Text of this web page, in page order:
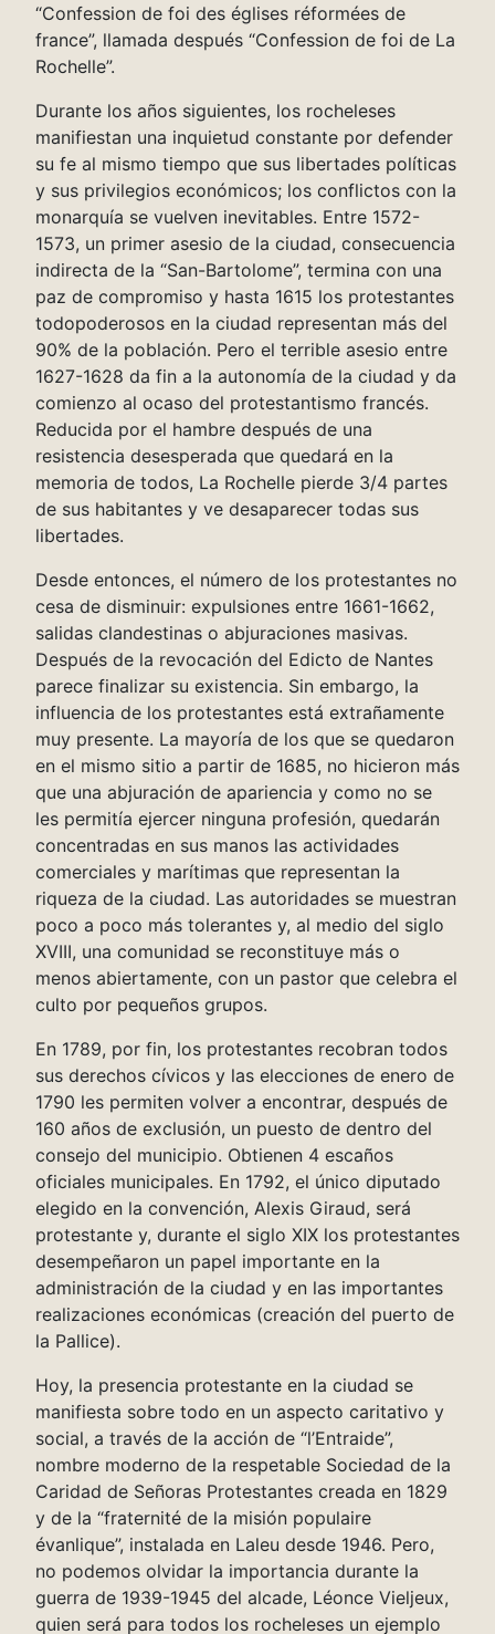
“Confession de foi des églises réformées de
france”, llamada después “Confession de foi de La
Rochelle”.
Durante los años siguientes, los rocheleses
manifiestan una inquietud constante por defender
su fe al mismo tiempo que sus libertades políticas
y sus privilegios económicos; los conflictos con la
monarquía se vuelven inevitables. Entre 1572-
1573, un primer asesio de la ciudad, consecuencia
indirecta de la “San-Bartolome”, termina con una
paz de compromiso y hasta 1615 los protestantes
todopoderosos en la ciudad representan más del
90% de la población. Pero el terrible asesio entre
1627-1628 da fin a la autonomía de la ciudad y da
comienzo al ocaso del protestantismo francés.
Reducida por el hambre después de una
resistencia desesperada que quedará en la
memoria de todos, La Rochelle pierde 3/4 partes
de sus habitantes y ve desaparecer todas sus
libertades.
Desde entonces, el número de los protestantes no
cesa de disminuir: expulsiones entre 1661-1662,
salidas clandestinas o abjuraciones masivas.
Después de la revocación del Edicto de Nantes
parece finalizar su existencia. Sin embargo, la
influencia de los protestantes está extrañamente
muy presente. La mayoría de los que se quedaron
en el mismo sitio a partir de 1685, no hicieron más
que una abjuración de apariencia y como no se
les permitía ejercer ninguna profesión, quedarán
concentradas en sus manos las actividades
comerciales y marítimas que representan la
riqueza de la ciudad. Las autoridades se muestran
poco a poco más tolerantes y, al medio del siglo
XVIII, una comunidad se reconstituye más o
menos abiertamente, con un pastor que celebra el
culto por pequeños grupos.
En 1789, por fin, los protestantes recobran todos
sus derechos cívicos y las elecciones de enero de
1790 les permiten volver a encontrar, después de
160 años de exclusión, un puesto de dentro del
consejo del municipio. Obtienen 4 escaños
oficiales municipales. En 1792, el único diputado
elegido en la convención, Alexis Giraud, será
protestante y, durante el siglo XIX los protestantes
desempeñaron un papel importante en la
administración de la ciudad y en las importantes
realizaciones económicas (creación del puerto de
la Pallice).
Hoy, la presencia protestante en la ciudad se
manifiesta sobre todo en un aspecto caritativo y
social, a través de la acción de “l’Entraide”,
nombre moderno de la respetable Sociedad de la
Caridad de Señoras Protestantes creada en 1829
y de la “fraternité de la misión populaire
évanlique”, instalada en Laleu desde 1946. Pero,
no podemos olvidar la importancia durante la
guerra de 1939-1945 del alcade, Léonce Vieljeux,
quien será para todos los rocheleses un ejemplo